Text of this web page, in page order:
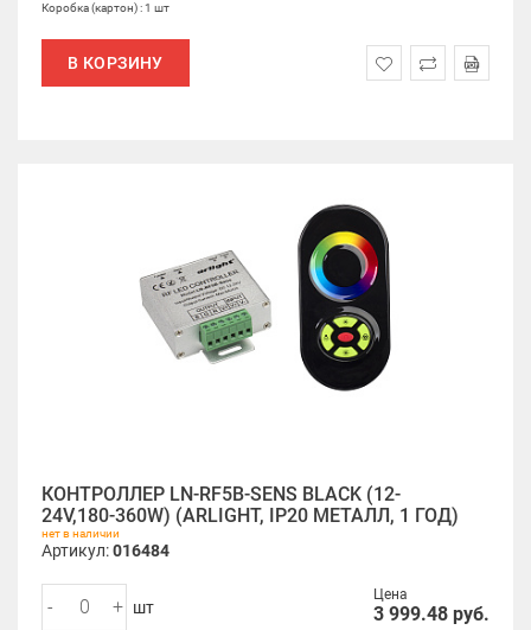
Коробка (картон) : 1 шт
В КОРЗИНУ
КОНТРОЛЛЕР LN-RF5B-SENS BLACK (12-
24V,180-360W) (ARLIGHT, IP20 МЕТАЛЛ, 1 ГОД)
нет в наличии
Артикул:016484
Цена
3 999.48 руб.
- + шт